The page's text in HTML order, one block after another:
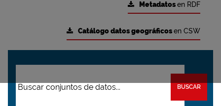
Metadatosen RDF
Catálogo datos geográficosen CSW
BUSCAR